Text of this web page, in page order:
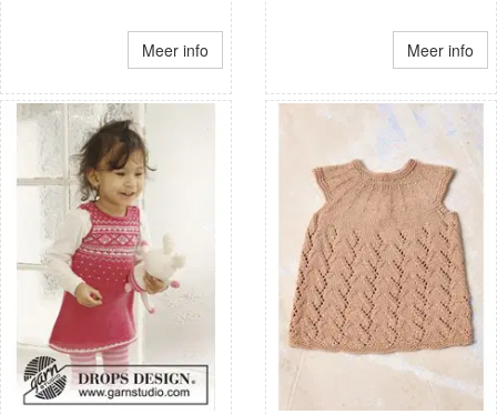
Meer info Meer info